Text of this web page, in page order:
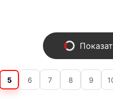
5 6 7 8 9